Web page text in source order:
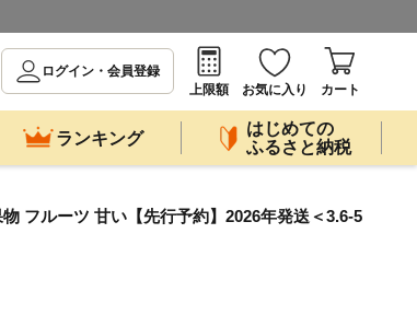
ログイン・会員登録
上限額
お気に入り カート
ランキング
はじめての
ふるさと納税
フルーツ 甘い【先行予約】2026年発送＜3.6-5